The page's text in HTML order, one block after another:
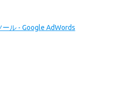
ル - Google AdWords